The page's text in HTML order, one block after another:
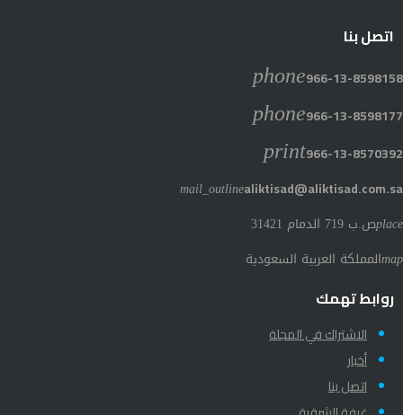
اتصل بنا
phone966-13-8598158
phone966-13-8598177
print966-13-8570392
mail_outlinealiktisad@aliktisad.com.sa
placeص.ب 719 الدمام 31421
mapالمملكة العربية السعودية
روابط تهمك
الاشتراك في المجلة
أخبار
اتصل بنا